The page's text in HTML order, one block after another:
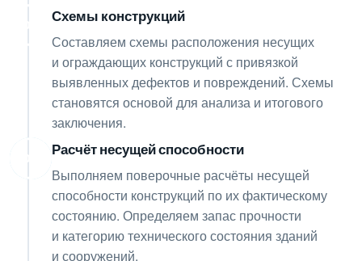
06
Схемы конструкций
Составляем схемы расположения несущих
и ограждающих конструкций с привязкой
выявленных дефектов и повреждений. Схемы
становятся основой для анализа и итогового
заключения.
07
Расчёт несущей способности
Выполняем поверочные расчёты несущей
способности конструкций по их фактическому
состоянию. Определяем запас прочности
и категорию технического состояния зданий
и сооружений.